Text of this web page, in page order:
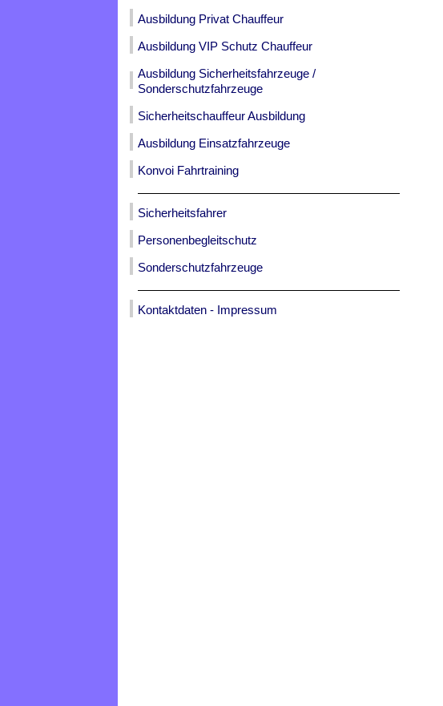
Ausbildung Privat Chauffeur
Ausbildung VIP Schutz Chauffeur
Ausbildung Sicherheitsfahrzeuge /
Sonderschutzfahrzeuge
Sicherheitschauffeur Ausbildung
Ausbildung Einsatzfahrzeuge
Konvoi Fahrtraining
Sicherheitsfahrer
Personenbegleitschutz
Sonderschutzfahrzeuge
Kontaktdaten - Impressum